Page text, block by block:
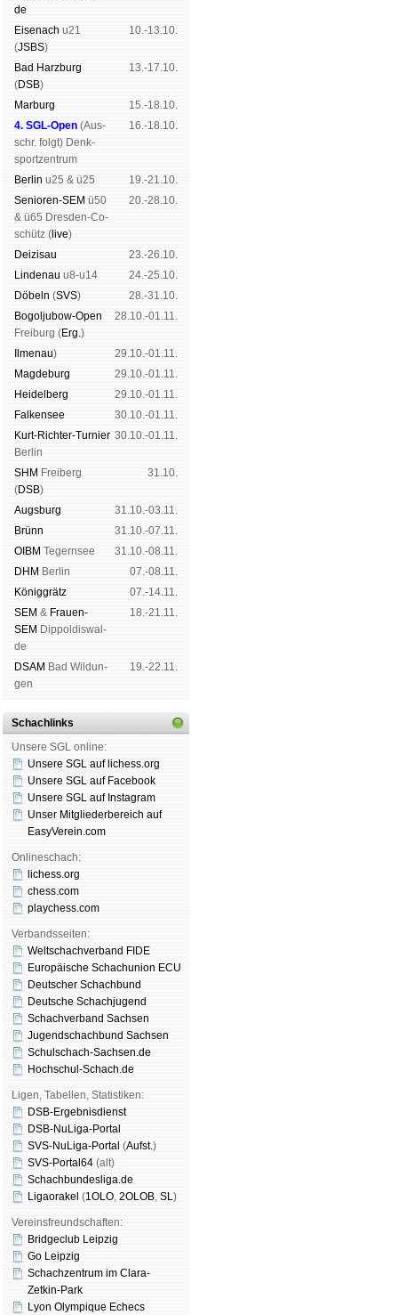
de
Eise­nach u21
(JSBS)
10.-13.10.
Bad Harz­burg
(DSB)
13.-17.10.
Mar­burg
15.-18.10.
4. SGL-Open (Aus­
schr. folgt) Denk­
sport­zen­trum
16.-18.10.
Ber­lin u25 & ü25
19.-21.10.
Senioren-SEM ü50
& ü65 Dres­den-Co­
schütz ( live)
20.-28.10.
Dei­zi­sau
23.-26.10.
Lin­de­nau u8-u14
24.-25.10.
Dö­beln (SVS)
28.-31.10.
Bogoljubow-Open
Frei­burg (Erg.)
28.10.-01.11.
Il­me­nau)
29.10.-01.11.
Mag­de­burg
29.10.-01.11.
Hei­del­berg
29.10.-01.11.
Fal­ken­see
30.10.-01.11.
Kurt-Rich­ter-Tur­nier
Ber­lin
30.10.-01.11.
SHM Frei­berg
(DSB)
31.10.
Augs­burg
31.10.-03.11.
Brünn
31.10.-07.11.
OIBM Tegern­see
31.10.-08.11.
DHM Ber­lin
07.-08.11.
König­grätz
07.-14.11.
SEM & Frauen-
SEM Dip­pol­dis­wal­
de
18.-21.11.
DSAM Bad Wil­dun­
gen
19.-22.11.
Schachlinks
Unsere SGL online:
Unsere SGL auf li­chess.org
Unsere SGL auf Face­book
Unsere SGL auf Insta­gram
Unser Mitgliederbereich auf
EasyVerein.com
Onlineschach:
lichess.org
chess.com
playchess.com
Verbandsseiten:
Weltschachverband FIDE
Europäische Schachunion ECU
Deutscher Schachbund
Deutsche Schachjugend
Schachverband Sachsen
Jugendschachbund Sachsen
Schulschach-Sachsen.de
Hochschul-Schach.de
Ligen, Tabellen, Statistiken:
DSB-Ergebnisdienst
DSB-NuLiga-Portal
SVS-NuLiga-Portal (Aufst.)
SVS-Portal64 (alt)
Schachbundesliga.de
Ligaorakel (1OLO, 2OLOB, SL)
Vereinsfreundschaften:
Bridgeclub Leipzig
Go Leipzig
Schachzentrum im Clara-
Zetkin-Park
Lyon Olympique Echecs